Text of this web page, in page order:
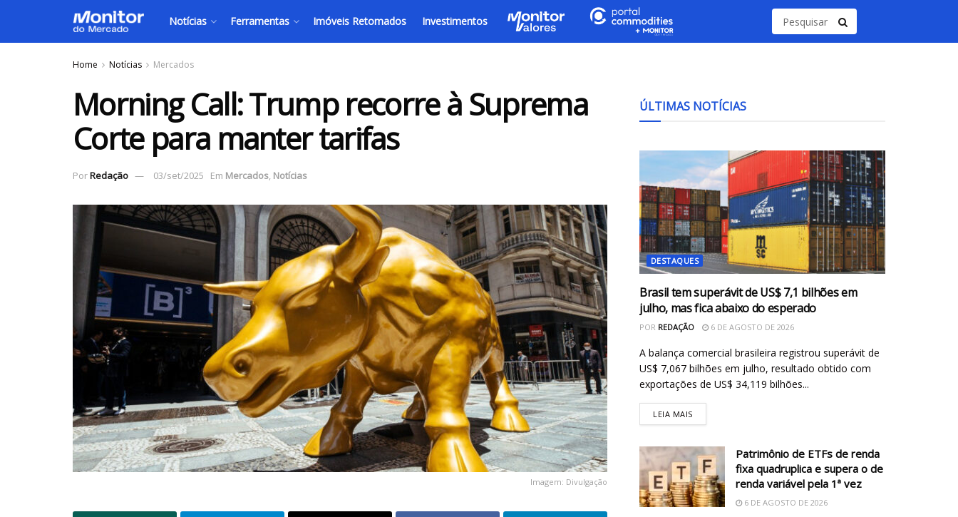
Notícias Ferramentas Imóveis Retomados Investimentos
Home Notícias Mercados
Morning Call: Trump recorre à Suprema
Corte para manter tarifas
PorRedação 03/set/2025 Em Mercados, Notícias
Imagem: Divulgação
ÚLTIMAS NOTÍCIAS
DESTAQUES
Brasil tem superávit de US$ 7,1 bilhões em
julho, mas fica abaixo do esperado
POR REDAÇÃO 6 DE AGOSTO DE 2026
A balança comercial brasileira registrou superávit de
US$ 7,067 bilhões em julho, resultado obtido com
exportações de US$ 34,119 bilhões...
LEIA MAIS
Patrimônio de ETFs de renda
fixa quadruplica e supera o de
renda variável pela 1ª vez
6 DE AGOSTO DE 2026